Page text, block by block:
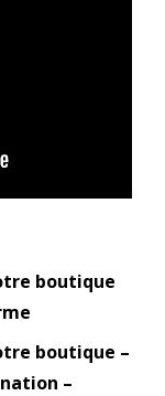
boutique
boutique –
–